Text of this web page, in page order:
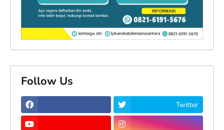
Follow Us
Twitter